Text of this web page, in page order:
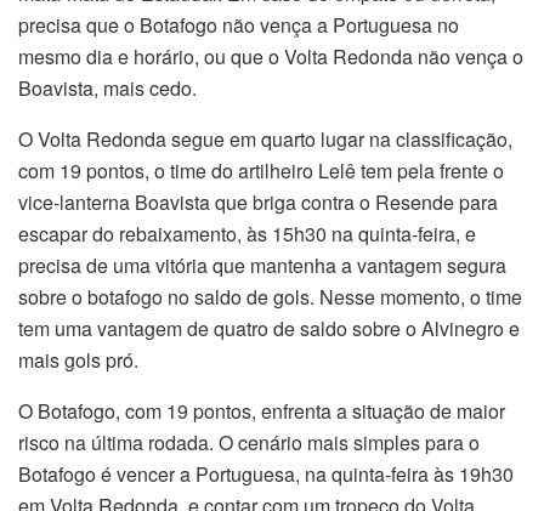
precisa que o Botafogo não vença a Portuguesa no
mesmo dia e horário, ou que o Volta Redonda não vença o
Boavista, mais cedo.
O Volta Redonda segue em quarto lugar na classificação,
com 19 pontos, o time do artilheiro Lelê tem pela frente o
vice-lanterna Boavista que briga contra o Resende para
escapar do rebaixamento, às 15h30 na quinta-feira, e
precisa de uma vitória que mantenha a vantagem segura
sobre o botafogo no saldo de gols. Nesse momento, o time
tem uma vantagem de quatro de saldo sobre o Alvinegro e
mais gols pró.
O Botafogo, com 19 pontos, enfrenta a situação de maior
risco na última rodada. O cenário mais simples para o
Botafogo é vencer a Portuguesa, na quinta-feira às 19h30